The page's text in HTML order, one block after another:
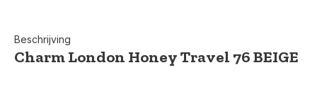
Beschrijving
Charm London Honey Travel 76 BEIGE